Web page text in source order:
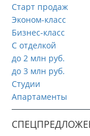
Старт продаж
Эконом-класс
Бизнес-класс
С отделкой
до 2 млн руб.
до 3 млн руб.
Студии
Апартаменты